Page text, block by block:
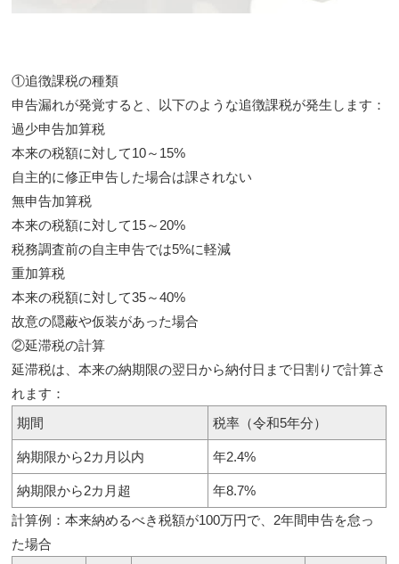
①追徴課税の種類
申告漏れが発覚すると、以下のような追徴課税が発生します：
過少申告加算税
本来の税額に対して10～15%
自主的に修正申告した場合は課されない
無申告加算税
本来の税額に対して15～20%
税務調査前の自主申告では5%に軽減
重加算税
本来の税額に対して35～40%
故意の隠蔽や仮装があった場合
②延滞税の計算
延滞税は、本来の納期限の翌日から納付日まで日割りで計算さ
れます：
期間
税率（令和5年分）
納期限から2カ月以内 年2.4%
納期限から2カ月超
年8.7%
計算例：本来納めるべき税額が100万円で、2年間申告を怠っ
た場合